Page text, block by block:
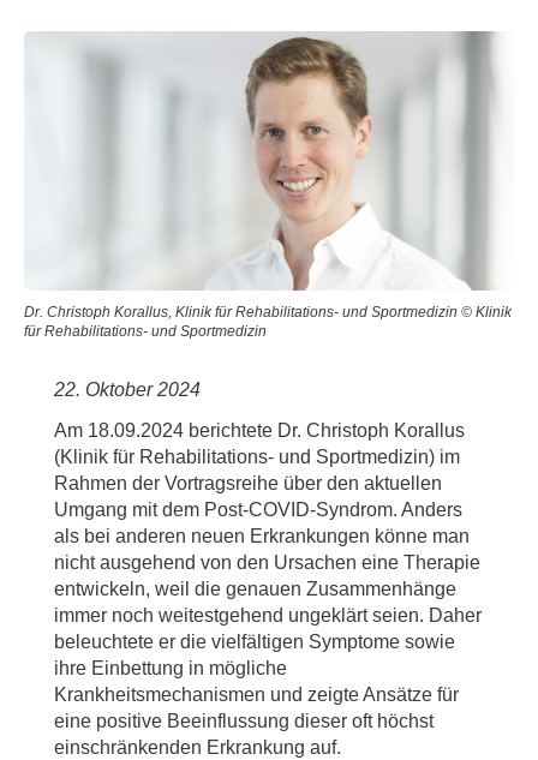
Dr. Christoph Korallus, Klinik für Rehabilitations- und Sportmedizin © Klinik
für Rehabilitations- und Sportmedizin
22. Oktober 2024
Am 18.09.2024 berichtete Dr. Christoph Korallus
(Klinik für Rehabilitations- und Sportmedizin) im
Rahmen der Vortragsreihe über den aktuellen
Umgang mit dem Post-COVID-Syndrom. Anders
als bei anderen neuen Erkrankungen könne man
nicht ausgehend von den Ursachen eine Therapie
entwickeln, weil die genauen Zusammenhänge
immer noch weitestgehend ungeklärt seien. Daher
beleuchtete er die vielfältigen Symptome sowie
ihre Einbettung in mögliche
Krankheitsmechanismen und zeigte Ansätze für
eine positive Beeinflussung dieser oft höchst
einschränkenden Erkrankung auf.